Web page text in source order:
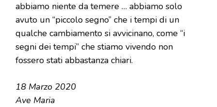
abbiamo niente da temere … abbiamo solo
avuto un “piccolo segno” che i tempi di un
qualche cambiamento si avvicinano, come “i
segni dei tempi” che stiamo vivendo non
fossero stati abbastanza chiari.
18 Marzo 2020
Ave Maria